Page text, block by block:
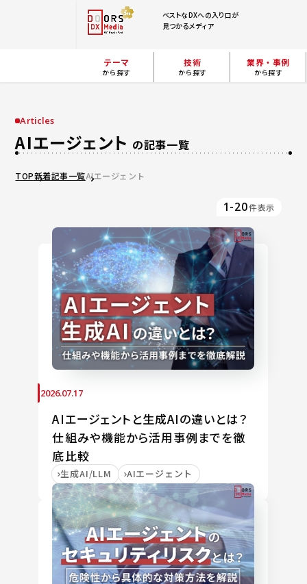
ベストなDXへの入り口が
見つかるメディア
テーマ
から探す
技術
から探す
業界・事例
から探す
Articles
AIエージェント の記事一覧
TOP新着記事一覧AIエージェント
1-20件表示
2026.07.17
AIエージェントと生成AIの違いとは？
仕組みや機能から活用事例までを徹
底比較
生成AI/LLM AIエージェント